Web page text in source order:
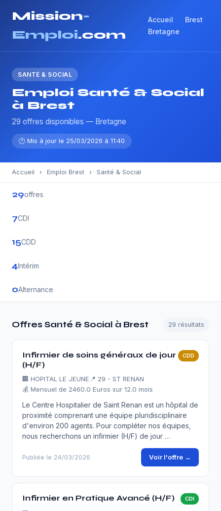
Mission-
Emploi.com
Accueil
Brest
Bretagne
SANTÉ & SOCIAL
Emploi Santé & Social
à Brest
29 offres disponibles — Bretagne
🕐 Mis à jour le 25/03/2026 à 11:40
Accueil › Emploi Brest › Santé & Social
29offres
7CDI
15CDD
4Intérim
0Alternance
Offres Santé & Social à Brest 29 résultats
Infirmier de soins généraux de jour
(H/F)
CDD
🏢 HOPITAL LE JEUNE 📍 29 - ST RENAN
💰 Mensuel de 2460.0 Euros sur 12.0 mois
Le Centre Hospitalier de Saint Renan est un hôpital de
proximité comprenant une équipe pluridisciplinaire
d'environ 200 agents. Pour compléter nos équipes,
nous recherchons un infirmier (H/F) de jour …
Publiée le 24/03/2026 Voir l'offre →
Infirmier en Pratique Avancé (H/F) CDI